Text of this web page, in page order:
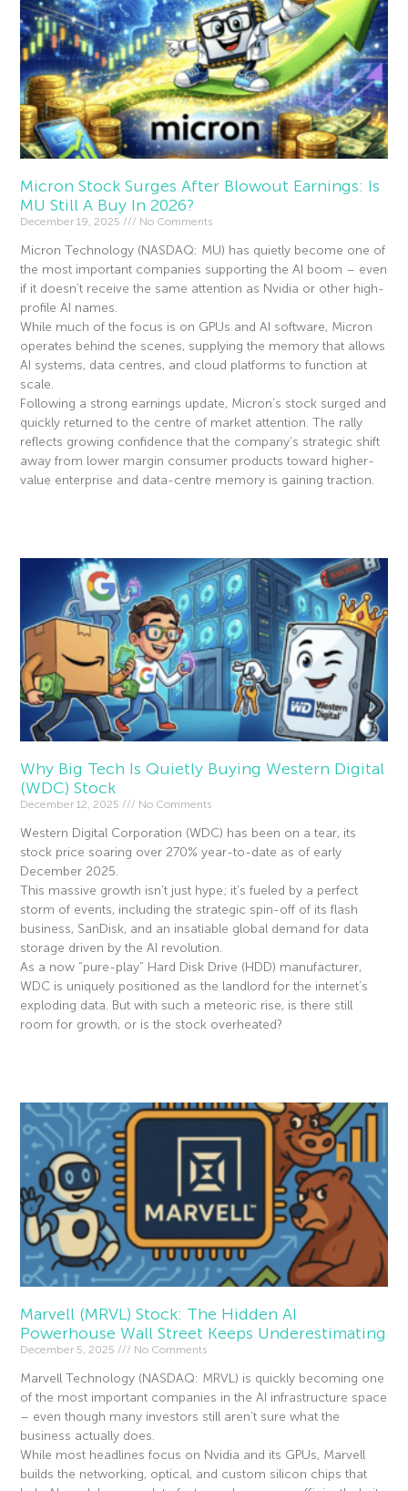
Micron Stock Surges After Blowout Earnings: Is
MU Still A Buy In 2026?
December 19, 2025 No Comments
Micron Technology (NASDAQ: MU) has quietly become one of
the most important companies supporting the AI boom – even
if it doesn’t receive the same attention as Nvidia or other high-
profile AI names.
While much of the focus is on GPUs and AI software, Micron
operates behind the scenes, supplying the memory that allows
AI systems, data centres, and cloud platforms to function at
scale.
Following a strong earnings update, Micron’s stock surged and
quickly returned to the centre of market attention. The rally
reflects growing confidence that the company’s strategic shift
away from lower margin consumer products toward higher-
value enterprise and data-centre memory is gaining traction.
Why Big Tech Is Quietly Buying Western Digital
(WDC) Stock
December 12, 2025 No Comments
Western Digital Corporation (WDC) has been on a tear, its
stock price soaring over 270% year-to-date as of early
December 2025.
This massive growth isn’t just hype; it’s fueled by a perfect
storm of events, including the strategic spin-off of its flash
business, SanDisk, and an insatiable global demand for data
storage driven by the AI revolution.
As a now “pure-play” Hard Disk Drive (HDD) manufacturer,
WDC is uniquely positioned as the landlord for the internet’s
exploding data. But with such a meteoric rise, is there still
room for growth, or is the stock overheated?
Marvell (MRVL) Stock: The Hidden AI
Powerhouse Wall Street Keeps Underestimating
December 5, 2025 No Comments
Marvell Technology (NASDAQ: MRVL) is quickly becoming one
of the most important companies in the AI infrastructure space
– even though many investors still aren’t sure what the
business actually does.
While most headlines focus on Nvidia and its GPUs, Marvell
builds the networking, optical, and custom silicon chips that